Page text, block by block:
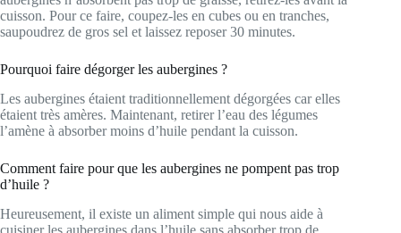
cuisson. Pour ce faire, coupez-les en cubes ou en tranches,
saupoudrez de gros sel et laissez reposer 30 minutes.
Pourquoi faire dégorger les aubergines ?
Les aubergines étaient traditionnellement dégorgées car elles
étaient très amères. Maintenant, retirer l’eau des légumes
l’amène à absorber moins d’huile pendant la cuisson.
Comment faire pour que les aubergines ne pompent pas trop
d’huile ?
Heureusement, il existe un aliment simple qui nous aide à
cuisiner les aubergines dans l’huile sans absorber trop de